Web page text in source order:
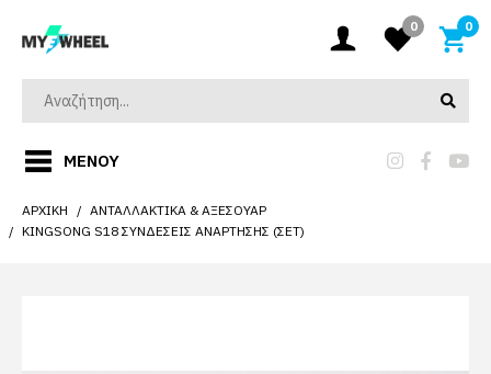
0 0
ΜΕΝΟΎ
ΑΡΧΙΚΉ
ΑΝΤΑΛΛΑΚΤΙΚΆ & ΑΞΕΣΟΥΆΡ
KINGSONG S18 ΣΥΝΔΈΣΕΙΣ ΑΝΆΡΤΗΣΗΣ (ΣΕΤ)